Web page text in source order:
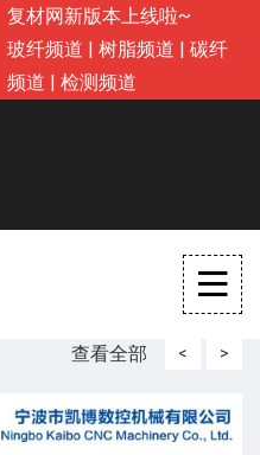
复材网新版本上线啦~
玻纤频道 | 树脂频道 | 碳纤
频道 | 检测频道
查看全部 < >